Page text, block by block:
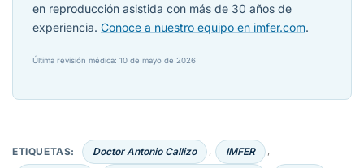
en reproducción asistida con más de 30 años de
experiencia. Conoce a nuestro equipo en imfer.com.
Última revisión médica: 10 de mayo de 2026
ETIQUETAS: Doctor Antonio Callizo , IMFER ,